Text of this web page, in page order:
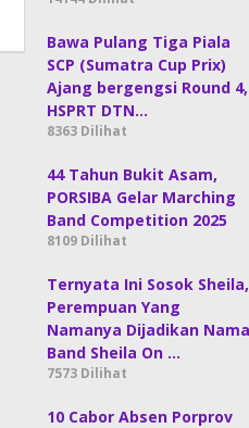
Bawa Pulang Tiga Piala
SCP (Sumatra Cup Prix)
Ajang bergengsi Round 4,
HSPRT DTN…
8363 Dilihat
44 Tahun Bukit Asam,
PORSIBA Gelar Marching
Band Competition 2025
8109 Dilihat
Ternyata Ini Sosok Sheila,
Perempuan Yang
Namanya Dijadikan Nama
Band Sheila On …
7573 Dilihat
10 Cabor Absen Porprov